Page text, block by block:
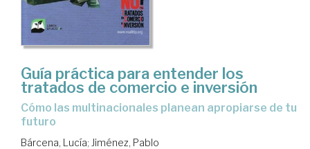
Guía práctica para entender los
tratados de comercio e inversión
cómo las multinacionales planean apropiarse de tu
futuro
Bárcena, Lucía; Jiménez, Pablo